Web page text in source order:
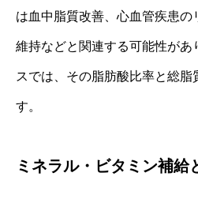
は血中脂質改善、心血管疾患
維持などと関連する可能性があ
スでは、その脂肪酸比率と総脂
す。
ミネラル・ビタミン補給